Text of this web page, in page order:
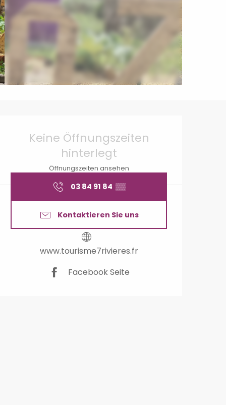
Öffnungszeiten &
Keine Öffnungszeiten
hinterlegt
Öffnungszeiten ansehen
03 84 91 84 ▒▒
Kontaktieren Sie uns
www.tourisme7rivieres.fr
Facebook Seite